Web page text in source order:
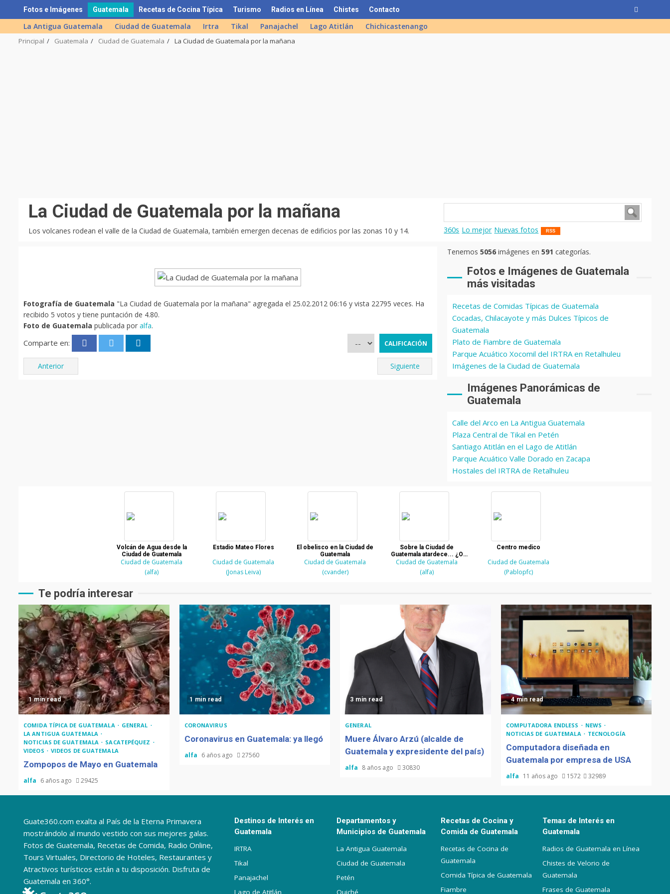
to
content
Fotos e Imágenes Guatemala Recetas de Cocina Típica Turismo Radios en Línea Chistes Contacto
La Antigua Guatemala Ciudad de Guatemala Irtra Tikal Panajachel Lago Atitlán Chichicastenango
Principal Guatemala Ciudad de Guatemala La Ciudad de Guatemala por la mañana
La Ciudad de Guatemala por la mañana
Los volcanes rodean el valle de la Ciudad de Guatemala, también emergen decenas de edificios por las zonas 10 y 14. 360s Lo mejor Nuevas fotos RSS
Fotografía de Guatemala "La Ciudad de Guatemala por la mañana" agregada el 25.02.2012 06:16 y vista 22795 veces. Ha
recibido 5 votos y tiene puntación de 4.80.
Foto de Guatemala publicada por alfa.
Comparte en:
Anterior Siguiente
Tenemos5056 imágenes en591 categorías.
Fotos e Imágenes de Guatemala
más visitadas
Recetas de Comidas Típicas de Guatemala
Cocadas, Chilacayote y más Dulces Típicos de
Guatemala
Plato de Fiambre de Guatemala
Parque Acuático Xocomil del IRTRA en Retalhuleu
Imágenes de la Ciudad de Guatemala
Imágenes Panorámicas de
Guatemala
Calle del Arco en La Antigua Guatemala
Plaza Central de Tikal en Petén
Santiago Atitlán en el Lago de Atitlán
Parque Acuático Valle Dorado en Zacapa
Hostales del IRTRA de Retalhuleu
Volcán de Agua desde la
Ciudad de Guatemala
Ciudad de Guatemala
(alfa)
Estadio Mateo Flores
Ciudad de Guatemala
(Jonas Leiva)
El obelisco en la Ciudad de
Guatemala
Ciudad de Guatemala
(cvander)
Sobre la Ciudad de
Guatemala atardece... ¿O
amanece?
Ciudad de Guatemala
(alfa)
Centro medico
Ciudad de Guatemala
(Pablopfc)
Te podría interesar
1 min read
COMIDA TÍPICA DE GUATEMALA
GENERAL
LA ANTIGUA GUATEMALA
NOTICIAS DE GUATEMALA
SACATEPÉQUEZ
VIDEOS
VIDEOS DE GUATEMALA
Zompopos de Mayo en Guatemala
alfa 6 años ago 29425
1 min read
CORONAVIRUS
Coronavirus en Guatemala: ya llegó
alfa 6 años ago 27560
3 min read
GENERAL
Muere Álvaro Arzú (alcalde de
Guatemala y expresidente del país)
alfa 8 años ago 30830
4 min read
COMPUTADORA ENDLESS
NEWS
NOTICIAS DE GUATEMALA
TECNOLOGÍA
Computadora diseñada en
Guatemala por empresa de USA
alfa 11 años ago 1572 32989
Guate360.com exalta al País de la Eterna Primavera
mostrándolo al mundo vestido con sus mejores galas.
Fotos de Guatemala, Recetas de Comida, Radio Online,
Tours Virtuales, Directorio de Hoteles, Restaurantes y
Atractivos turísticos están a tu disposición. Disfruta de
Guatemala en 360°.
Destinos de Interés en
Guatemala
IRTRA
Tikal
Panajachel
Lago de Atitlán
Departamentos y
Municipios de Guatemala
La Antigua Guatemala
Ciudad de Guatemala
Petén
Quiché
Recetas de Cocina y
Comida de Guatemala
Recetas de Cocina de
Guatemala
Comida Típica de Guatemala
Fiambre
Temas de Interés en
Guatemala
Radios de Guatemala en Línea
Chistes de Velorio de
Guatemala
Frases de Guatemala